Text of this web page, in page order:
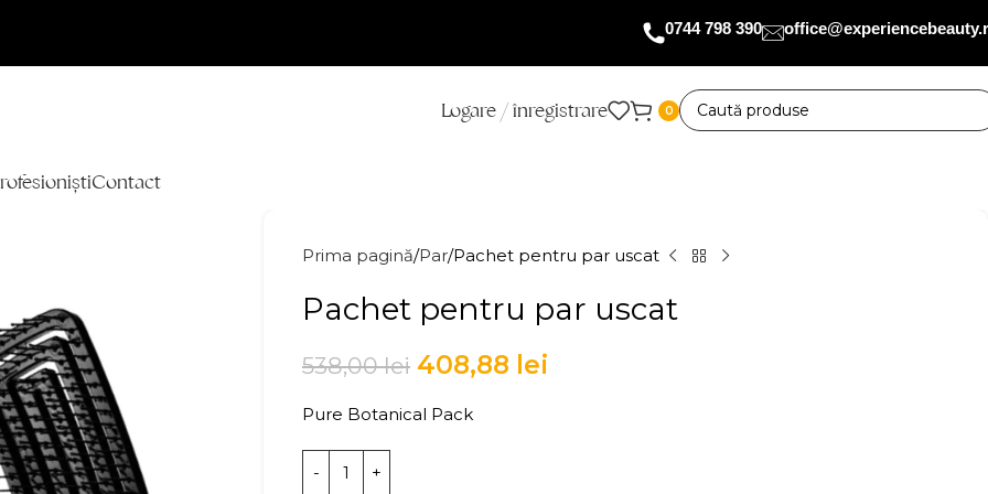
0744 798 390
Logare / înregistrare 0
Contact
Prima pagină Par Pachet pentru par uscat
Pachet pentru par uscat
538,00lei 408,88 lei
Pure Botanical Pack